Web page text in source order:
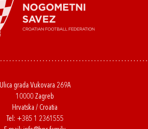
Ulica grada Vukovara 269A
10000 Zagreb
Hrvatska / Croatia
Tel: +385 1 2361555